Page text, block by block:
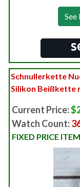
See
Schnullerkette
Silikon Beißkette
Current Price:
Watch Count:
FIXED PRICE ITEM